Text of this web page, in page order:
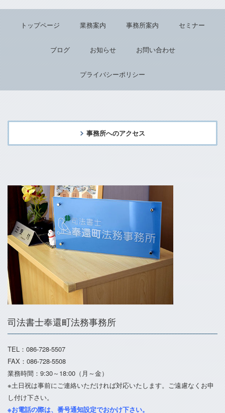
トップページ 業務案内 事務所案内 セミナー
ブログ お知らせ お問い合わせ
プライバシーポリシー
事務所へのアクセス
司法書士奉還町法務事務所
TEL：086-728-5507
FAX：086-728-5508
業務時間：9:30～18:00（月～金）
※土日祝は事前にご連絡いただければ対応いたします。ご遠慮なくお申
し付け下さい。
※お電話の際は、番号通知設定でおかけ下さい。